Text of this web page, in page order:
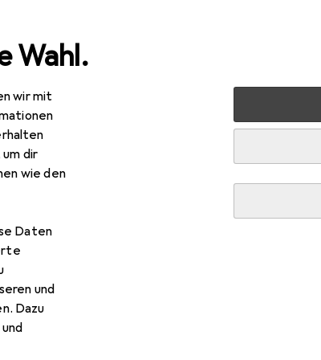
Wahl.
wir mit
dir
wie den
Daten
und
Dazu
4 Stück
Swiss Classic
Swiss Classic
zum Produkt Victorinox Swiss Classic aus den